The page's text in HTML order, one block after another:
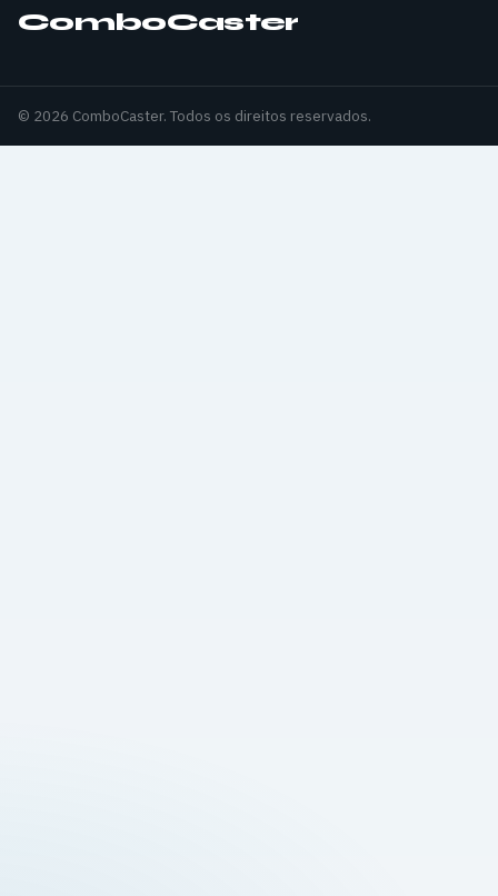
ComboCaster
© 2026 ComboCaster. Todos os direitos reservados.